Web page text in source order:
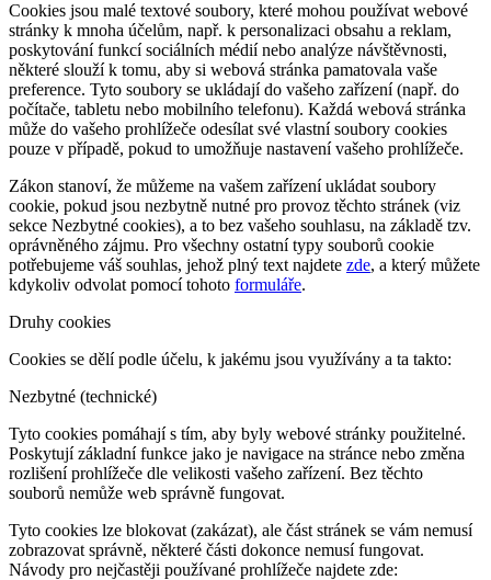
Cookies jsou malé textové soubory, které mohou používat webové
stránky k mnoha účelům, např. k personalizaci obsahu a reklam,
poskytování funkcí sociálních médií nebo analýze návštěvnosti,
některé slouží k tomu, aby si webová stránka pamatovala vaše
preference. Tyto soubory se ukládají do vašeho zařízení (např. do
počítače, tabletu nebo mobilního telefonu). Každá webová stránka
může do vašeho prohlížeče odesílat své vlastní soubory cookies
pouze v případě, pokud to umožňuje nastavení vašeho prohlížeče.
Zákon stanoví, že můžeme na vašem zařízení ukládat soubory
cookie, pokud jsou nezbytně nutné pro provoz těchto stránek (viz
sekce Nezbytné cookies), a to bez vašeho souhlasu, na základě tzv.
oprávněného zájmu. Pro všechny ostatní typy souborů cookie
potřebujeme váš souhlas, jehož plný text najdete zde, a který můžete
kdykoliv odvolat pomocí tohoto formuláře.
Druhy cookies
Cookies se dělí podle účelu, k jakému jsou využívány a ta takto:
Nezbytné (technické)
Tyto cookies pomáhají s tím, aby byly webové stránky použitelné.
Poskytují základní funkce jako je navigace na stránce nebo změna
rozlišení prohlížeče dle velikosti vašeho zařízení. Bez těchto
souborů nemůže web správně fungovat.
Tyto cookies lze blokovat (zakázat), ale část stránek se vám nemusí
zobrazovat správně, některé části dokonce nemusí fungovat.
Návody pro nejčastěji používané prohlížeče najdete zde: